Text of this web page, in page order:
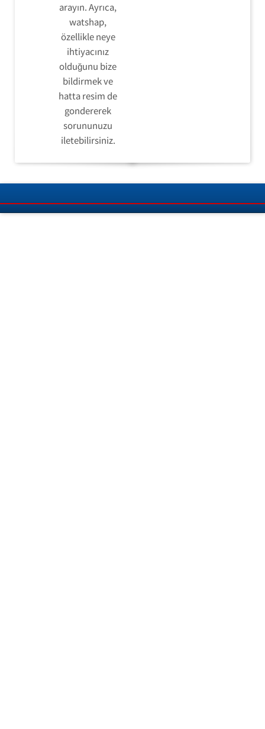
arayın. Ayrıca,
watshap,
özellikle neye
ihtiyacınız
olduğunu bize
bildirmek ve
hatta resim de
gondererek
sorununuzu
iletebilirsiniz.